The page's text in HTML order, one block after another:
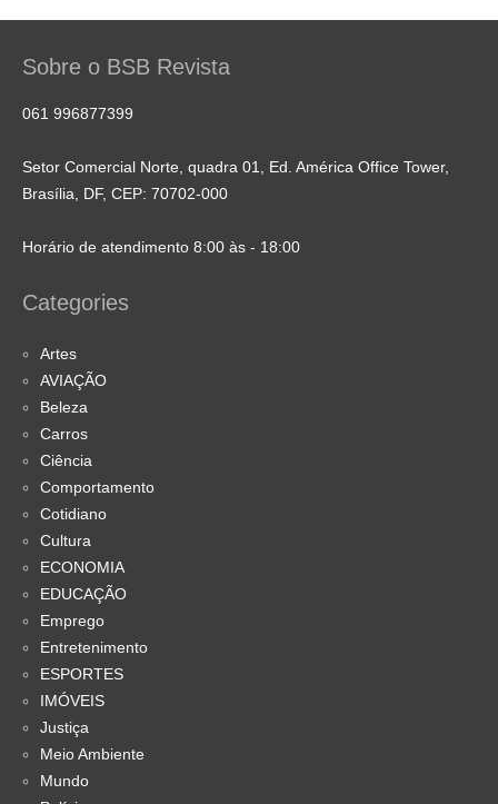
Sobre o BSB Revista
061 996877399
Setor Comercial Norte, quadra 01, Ed. América Office Tower,
Brasília, DF, CEP: 70702-000
Horário de atendimento 8:00 às - 18:00
Categories
Artes
AVIAÇÃO
Beleza
Carros
Ciência
Comportamento
Cotidiano
Cultura
ECONOMIA
EDUCAÇÃO
Emprego
Entretenimento
ESPORTES
IMÓVEIS
Justiça
Meio Ambiente
Mundo